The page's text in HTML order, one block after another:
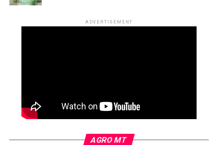
ADVERTISEMENT
AGRO MT